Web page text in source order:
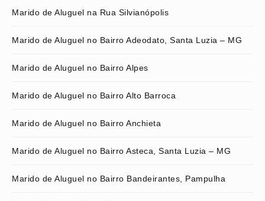
Marido de Aluguel na Rua Silvianópolis
Marido de Aluguel no Bairro Adeodato, Santa Luzia – MG
Marido de Aluguel no Bairro Alpes
Marido de Aluguel no Bairro Alto Barroca
Marido de Aluguel no Bairro Anchieta
Marido de Aluguel no Bairro Asteca, Santa Luzia – MG
Marido de Aluguel no Bairro Bandeirantes, Pampulha